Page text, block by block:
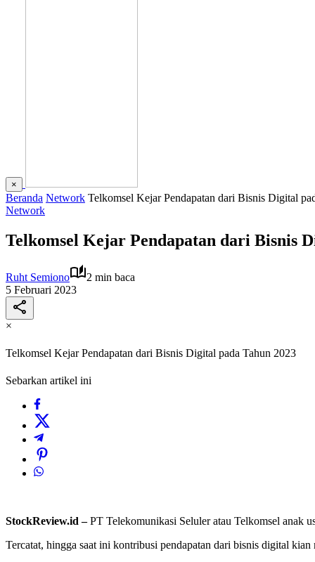
×
Beranda Network Telkomsel Kejar Pendapatan dari Bisnis Digital
Network
Telkomsel Kejar Pendapatan dari Bisnis
Ruht Semiono
2 min baca
5 Februari 2023
×
Telkomsel Kejar Pendapatan dari Bisnis Digital pada Tahun 2023
Sebarkan artikel ini
StockReview.id –PT Telekomunikasi Seluler atau Telkomsel anak
Tercatat, hingga saat ini kontribusi pendapatan dari bisnis digital